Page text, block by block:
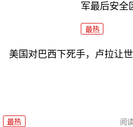
军最后安全
最热
美国对巴西下死手，卢拉让
最热 阅